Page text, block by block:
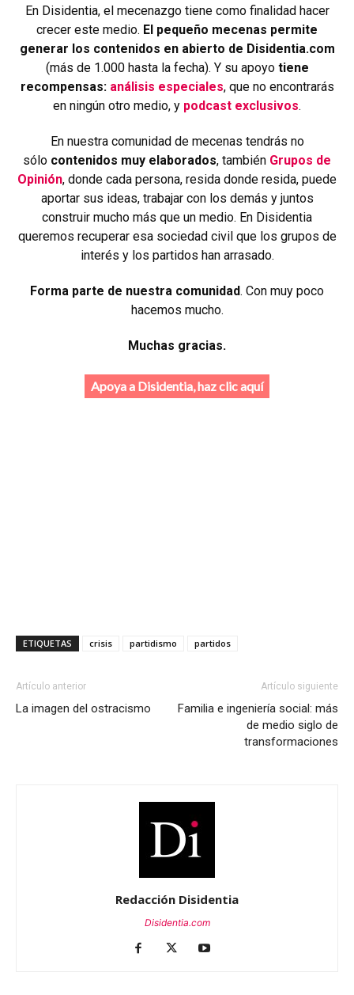
En Disidentia, el mecenazgo tiene como finalidad hacer
crecer este medio. El pequeño mecenas permite
generar los contenidos en abierto de Disidentia.com
(más de 1.000 hasta la fecha). Y su apoyo tiene
recompensas: análisis especiales, que no encontrarás
en ningún otro medio, y podcast exclusivos.
En nuestra comunidad de mecenas tendrás no
sólo contenidos muy elaborados, también Grupos de
Opinión, donde cada persona, resida donde resida, puede
aportar sus ideas, trabajar con los demás y juntos
construir mucho más que un medio. En Disidentia
queremos recuperar esa sociedad civil que los grupos de
interés y los partidos han arrasado.
Forma parte de nuestra comunidad. Con muy poco
hacemos mucho.
Muchas gracias.
Apoya a Disidentia, haz clic aquí
ETIQUETAS crisis partidismo partidos
Artículo anterior
La imagen del ostracismo
Artículo siguiente
Familia e ingeniería social: más
de medio siglo de
transformaciones
Redacción Disidentia
Disidentia.com